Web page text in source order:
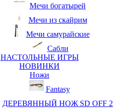
Мечи богатырей
Мечи из скайрим
Мечи самурайские
Сабли
НАСТОЛЬНЫЕ ИГРЫ
НОВИНКИ
Ножи
Fantasy
ДЕРЕВЯННЫЙ НОЖ SD OFF 2